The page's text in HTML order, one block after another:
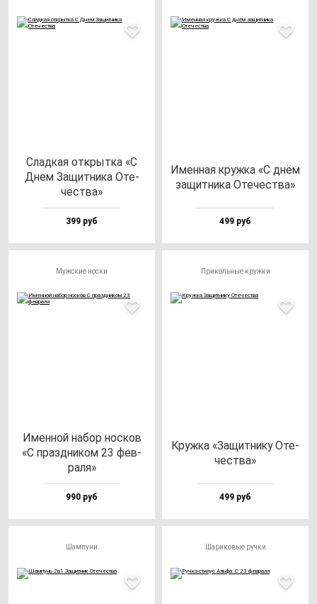
Слад­кая от­крыт­ка «С
Днем Защит­ни­ка Оте­
чес­тва»
399 руб
Имен­ная круж­ка «С днём
за­щит­ни­ка Оте­чес­тва»
499 руб
Мужские носки
Имен­ной на­бор нос­ков
«С праз­дни­ком 23 фев­
ра­ля»
990 руб
Прикольные кружки
Круж­ка «Защит­ни­ку Оте­
чес­тва»
499 руб
Шампуни Шариковые ручки